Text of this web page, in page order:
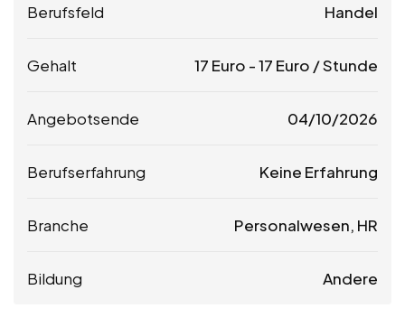
Berufsfeld Handel
Gehalt 17 Euro -17 Euro / Stunde
Angebotsende 04/10/2026
Berufserfahrung Keine Erfahrung
Branche Personalwesen, HR
Bildung Andere